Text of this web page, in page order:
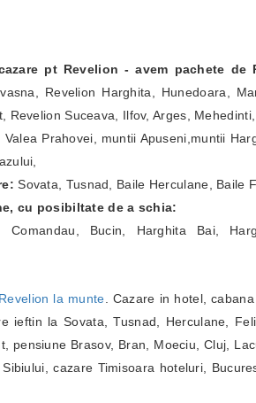
pt Revelion - avem pachete de
Revelion Harghita, Hunedoara,
Revelion Suceava, Ilfov, Arges,
Valea Prahovei, muntii Apuseni,muntii
Sovata, Tusnad, Baile Herculane, Baile
cu posibiltate de a schia:
Comandau, Bucin, Harghita Bai,
la munte. Cazare in hotel,
ieftin la Sovata, Tusnad, Herculane,
pensiune Brasov, Bran, Moeciu, Cluj,
cazare Timisoara hoteluri,